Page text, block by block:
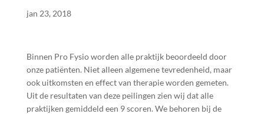
jan 23, 2018
Binnen Pro Fysio worden alle praktijk beoordeeld door
onze patiënten. Niet alleen algemene tevredenheid, maar
ook uitkomsten en effect van therapie worden gemeten.
Uit de resultaten van deze peilingen zien wij dat alle
praktijken gemiddeld een 9 scoren. We behoren bij de